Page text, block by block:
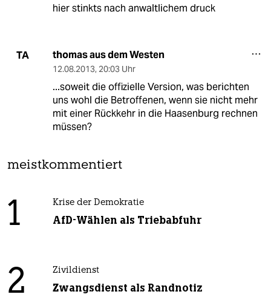
hier stinkts nach anwaltlichem druck
TA thomas aus dem Westen
12.08.2013, 20:03 Uhr
...soweit die offizielle Version, was berichten
uns wohl die Betroffenen, wenn sie nicht mehr
mit einer Rückkehr in die Haasenburg rechnen
müssen?
meistkommentiert
1 Krise der Demokratie
AfD-Wählen als Triebabfuhr
2 Zivildienst
Zwangsdienst als Randnotiz